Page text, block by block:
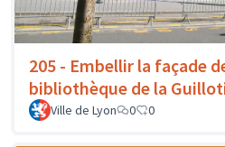
205 - Embellir la façade
bibliothèque de la
Ville de Lyon 0 0